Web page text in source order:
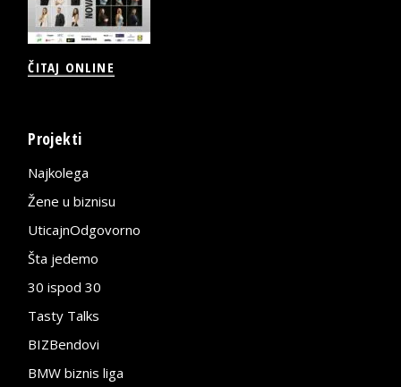
ČITAJ ONLINE
Projekti
Najkolega
Žene u biznisu
UticajnOdgovorno
Šta jedemo
30 ispod 30
Tasty Talks
BIZBendovi
BMW biznis liga